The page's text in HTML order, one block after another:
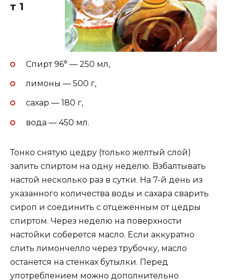
т 1
Спирт 96° — 250 мл,
лимоны — 500 г,
сахар — 180 г,
вода — 450 мл.
Тонко снятую цедру (только желтый слой)
залить спиртом на одну неделю. Взбалтывать
настой несколько раз в сутки. На 7-й день из
указанного количества воды и сахара сварить
сироп и соединить с отцеженным от цедры
спиртом. Через неделю на поверхности
настойки соберется масло. Если аккуратно
слить лимончелло через трубочку, масло
останется на стенках бутылки. Перед
употреблением можно дополнительно